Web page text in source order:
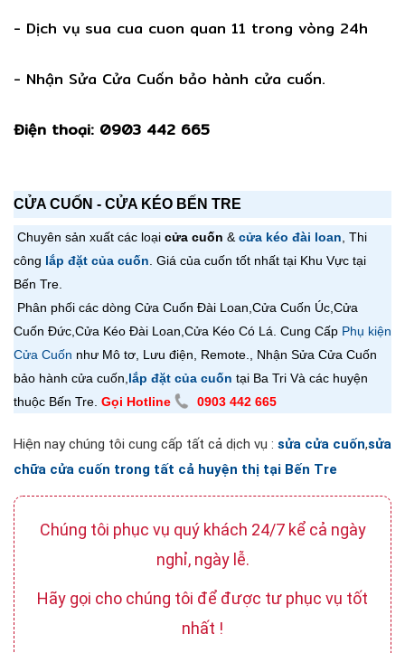
- Dịch vụ sua cua cuon quan 11 trong vòng 24h
- Nhận Sửa Cửa Cuốn bảo hành cửa cuốn.
Điện thoại: 0903 442 665
CỬA CUỐN - CỬA KÉO BẾN TRE
Chuyên sản xuất các loại cửa cuốn & cửa kéo đài loan , Thi
công lắp đặt của cuốn . Giá của cuốn tốt nhất tại Khu Vực tại
Bến Tre.
Phân phối các dòng Cửa Cuốn Đài Loan, Cửa Cuốn Úc, Cửa
Cuốn Đức, Cửa Kéo Đài Loan, Cửa Kéo Có Lá . Cung Cấp Phụ kiện
Cửa Cuốn như Mô tơ, Lưu điện, Remote., Nhận Sửa Cửa Cuốn
bảo hành cửa cuốn, lắp đặt của cuốn tại Ba Tri Và các huyện
thuộc Bến Tre. Gọi Hotline 0903 442 665
Hiện nay chúng tôi cung cấp tất cả dịch vụ : sửa cửa cuốn,sửa
chữa cửa cuốn trong tất cả huyện thị tại Bến Tre
Chúng tôi phục vụ quý khách 24/7 kể cả ngày
nghỉ, ngày lễ.
Hãy gọi cho chúng tôi để được tư phục vụ tốt
nhất !